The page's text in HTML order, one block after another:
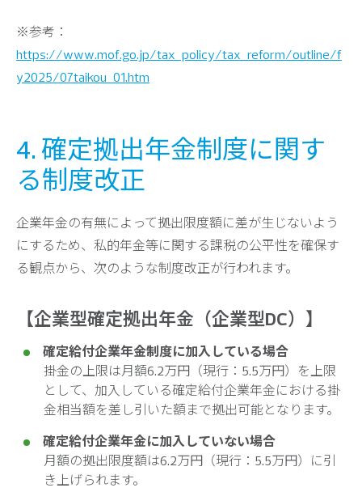
※参考：
https://www.mof.go.jp/tax_policy/tax_reform/outline/f
y2025/07taikou_01.htm
4. 確定拠出年金制度に関す
る制度改正
企業年金の有無によって拠出限度額に差が生じないよう
にするため、私的年金等に関する課税の公平性を確保す
る観点から、次のような制度改正が行われます。
【企業型確定拠出年金（企業型DC）】
確定給付企業年金制度に加入している場合
掛金の上限は月額6.2万円（現行：5.5万円）を上限
として、加入している確定給付企業年金における掛
金相当額を差し引いた額まで拠出可能となります。
確定給付企業年金に加入していない場合
月額の拠出限度額は6.2万円（現行：5.5万円）に引
き上げられます。